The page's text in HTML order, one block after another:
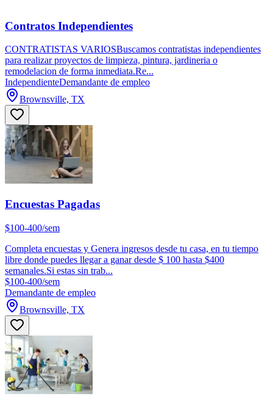
Contratos Independientes
CONTRATISTAS VARIOSBuscamos contratistas independientes
para realizar proyectos de limpieza, pintura, jardineria o
remodelacion de forma inmediata.Re...
IndependienteDemandante de empleo
Brownsville, TX
Encuestas Pagadas
$100-400/sem
Completa encuestas y Genera ingresos desde tu casa, en tu tiempo
libre donde puedes llegar a ganar desde $ 100 hasta $400
semanales.Si estas sin trab...
$100-400/sem
Demandante de empleo
Brownsville, TX